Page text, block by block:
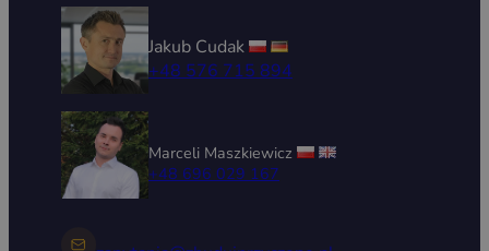
Jakub Cudak
+48 576 715 894
Marceli Maszkiewicz
+48 696 029 167